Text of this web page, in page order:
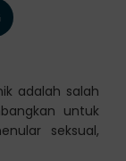
adalah salah
untuk
seksual,